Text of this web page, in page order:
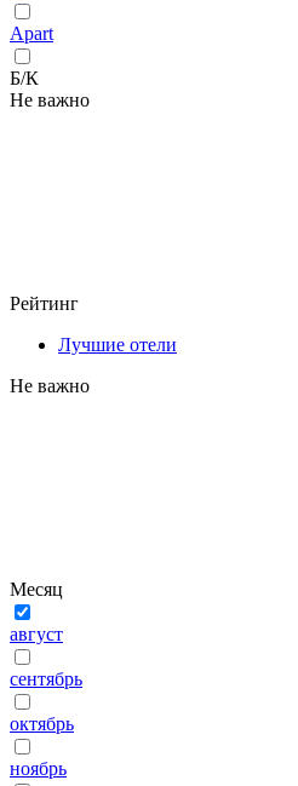
Apart
Б/К
Не важно
Рейтинг
Лучшие отели
Не важно
Месяц
август
сентябрь
октябрь
ноябрь